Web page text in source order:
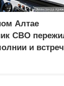
Алтае
СВО
и